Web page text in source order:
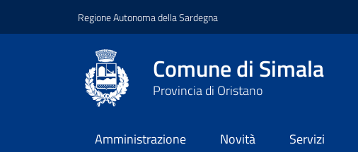
Regione Autonoma della Sardegna
Comune di Simala
Provincia di Oristano
Amministrazione Novità Servizi